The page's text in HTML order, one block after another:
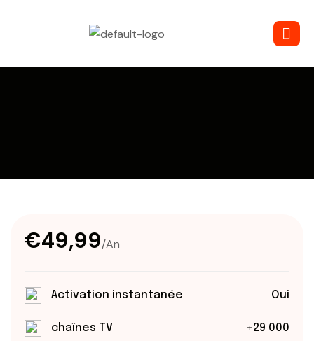
€49,99/An
Activation instantanée Oui
chaînes TV +29 000